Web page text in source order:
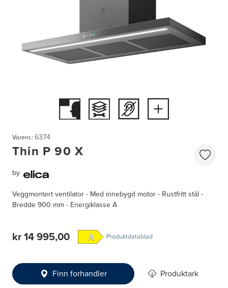
Varenr.: 6374
Thin P 90 X
by
Veggmontert ventilator - Med innebygd motor - Rustfritt stål -
Bredde 900 mm - Energiklasse A
kr 14 995,00 Produktdatablad
Finn forhandler Produktark